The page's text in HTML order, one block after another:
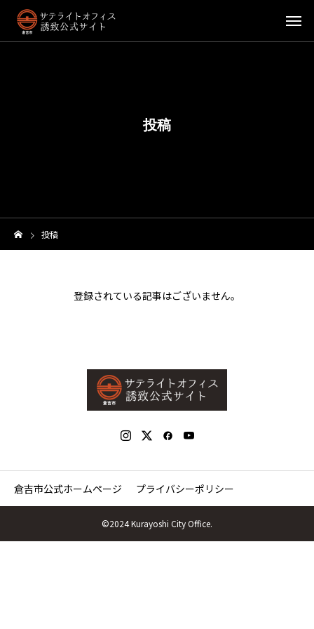
投稿
投稿
登録されている記事はございません。
倉吉市公式ホームページ プライバシーポリシー
©2024 Kurayoshi City Office.